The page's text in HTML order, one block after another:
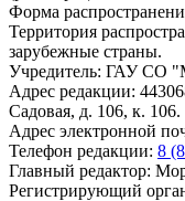
Форма
Территория
зарубежные страны.
Учредитель: ГАУ СО
Адрес редакции:
Садовая, д. 106, к. 106.
Адрес электронной
Телефон редакции: 8
Главный редактор:
Регистрирующий